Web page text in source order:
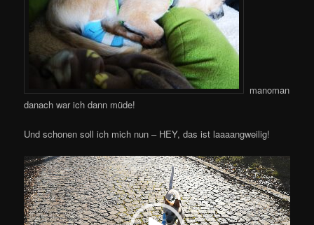
manoman
danach war ich dann müde!
Und schonen soll ich mich nun – HEY, das ist laaaangweilig!
Video-
Player